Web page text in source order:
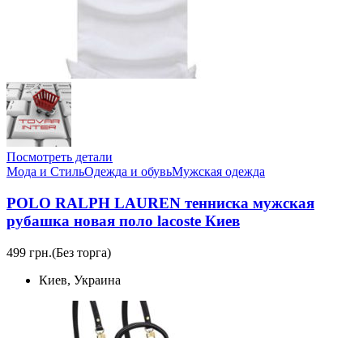
Посмотреть детали
Мода и СтильОдежда и обувьМужская одежда
POLO RALPH LAUREN тенниска мужская
рубашка новая поло lacoste Киев
499 грн.(Без торга)
Киев, Украина